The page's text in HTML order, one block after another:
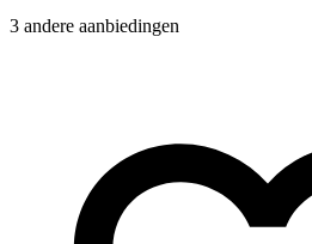
3 andere aanbiedingen